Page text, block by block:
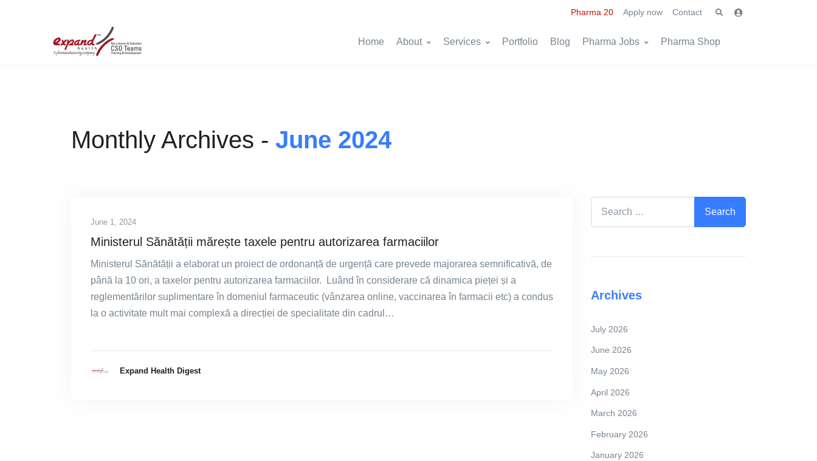
Pharma 20 Apply now Contact
Home About Services Portfolio Blog Pharma Jobs Pharma Shop
Monthly Archives - June 2024
June 1, 2024
Ministerul Sănătății mărește taxele pentru autorizarea farmaciilor
Ministerul Sănătății a elaborat un proiect de ordonanță de urgență care prevede majorarea semnificativă, de
până la 10 ori, a taxelor pentru autorizarea farmaciilor. Luând în considerare că dinamica pieței și a
reglementărilor suplimentare în domeniul farmaceutic (vânzarea online, vaccinarea în farmacii etc) a condus
la o activitate mult mai complexă a direcției de specialitate din cadrul…
Expand Health Digest
Archives
July 2026
June 2026
May 2026
April 2026
March 2026
February 2026
January 2026